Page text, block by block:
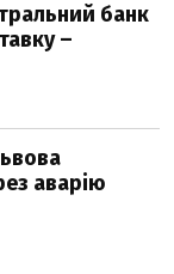
банк
–
аварію